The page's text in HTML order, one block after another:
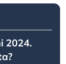
2024.